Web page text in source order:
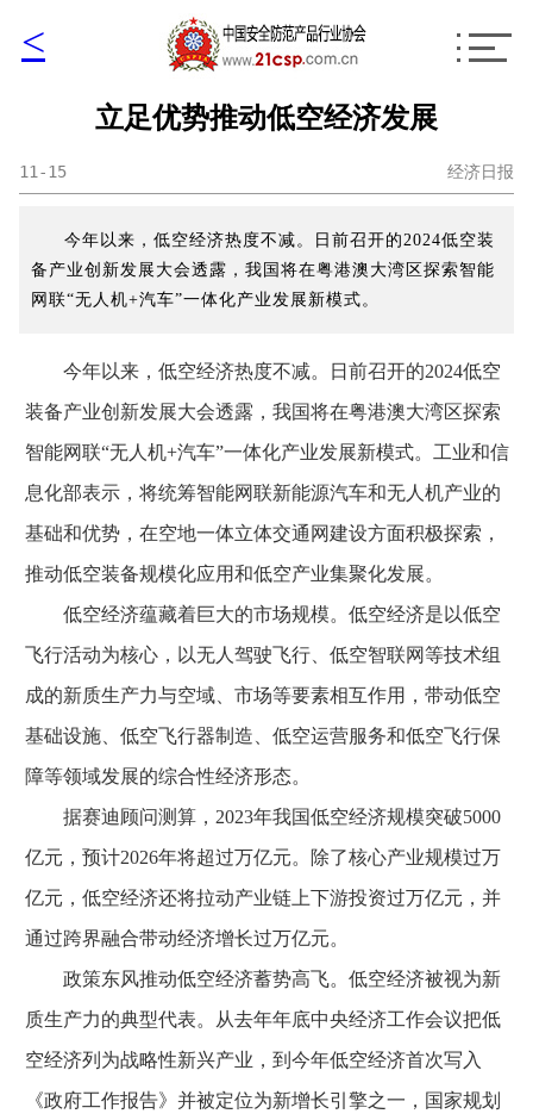
<
立足优势推动低空经济发展
11-15 经济日报
今年以来，低空经济热度不减。日前召开的2024低空装
备产业创新发展大会透露，我国将在粤港澳大湾区探索智能
网联“无人机+汽车”一体化产业发展新模式。
今年以来，低空经济热度不减。日前召开的2024低空
装备产业创新发展大会透露，我国将在粤港澳大湾区探索
智能网联“无人机+汽车”一体化产业发展新模式。工业和信
息化部表示，将统筹智能网联新能源汽车和无人机产业的
基础和优势，在空地一体立体交通网建设方面积极探索，
推动低空装备规模化应用和低空产业集聚化发展。
低空经济蕴藏着巨大的市场规模。低空经济是以低空
飞行活动为核心，以无人驾驶飞行、低空智联网等技术组
成的新质生产力与空域、市场等要素相互作用，带动低空
基础设施、低空飞行器制造、低空运营服务和低空飞行保
障等领域发展的综合性经济形态。
据赛迪顾问测算，2023年我国低空经济规模突破5000
亿元，预计2026年将超过万亿元。除了核心产业规模过万
亿元，低空经济还将拉动产业链上下游投资过万亿元，并
通过跨界融合带动经济增长过万亿元。
政策东风推动低空经济蓄势高飞。低空经济被视为新
质生产力的典型代表。从去年年底中央经济工作会议把低
空经济列为战略性新兴产业，到今年低空经济首次写入
《政府工作报告》并被定位为新增长引擎之一，国家规划